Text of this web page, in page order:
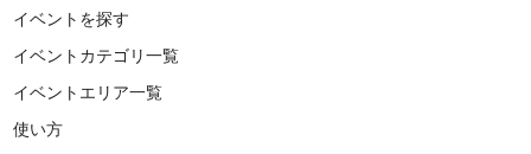
イベントを探す
イベントカテゴリ一覧
イベントエリア一覧
使い方